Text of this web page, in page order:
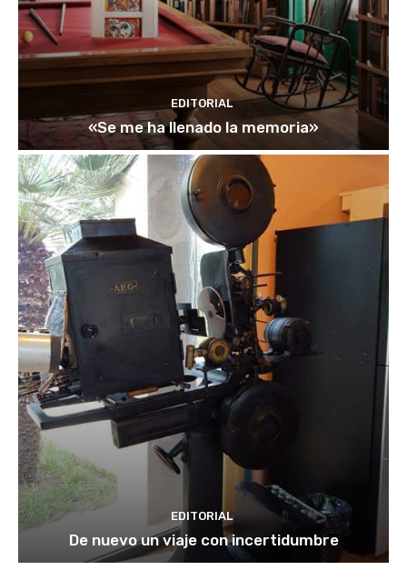
EDITORIAL
«Se me ha llenado la memoria»
EDITORIAL
De nuevo un viaje con incertidumbre